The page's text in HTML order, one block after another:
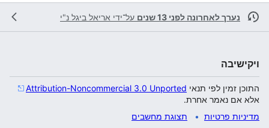
נערך לאחרונה לפני 13 שנים על־ידי אריאל ביגל נ"י
ויקישיבה
התוכן זמין לפי תנאי Attribution-Noncommercial 3.0 Unported
אלא אם נאמר אחרת.
מדיניות פרטיות
תצוגת מחשבים